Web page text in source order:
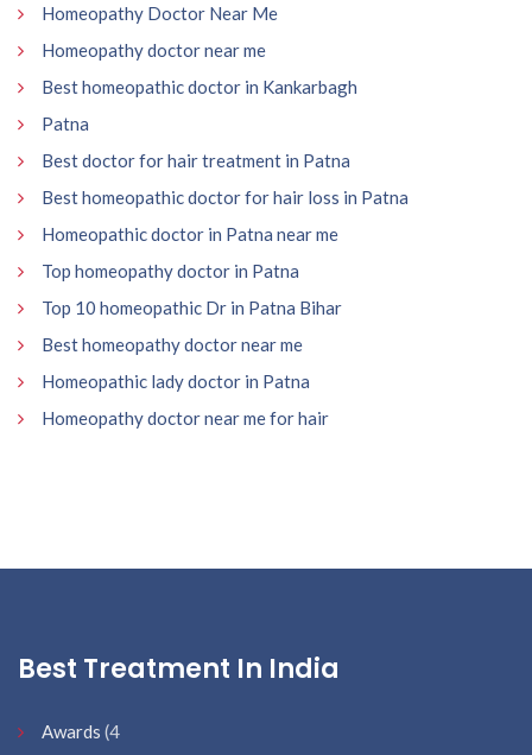
Homeopathy Doctor Near Me
Homeopathy doctor near me
Best homeopathic doctor in Kankarbagh
Patna
Best doctor for hair treatment in Patna
Best homeopathic doctor for hair loss in Patna
Homeopathic doctor in Patna near me
Top homeopathy doctor in Patna
Top 10 homeopathic Dr in Patna Bihar
Best homeopathy doctor near me
Homeopathic lady doctor in Patna
Homeopathy doctor near me for hair
Best Treatment In India
Awards (4